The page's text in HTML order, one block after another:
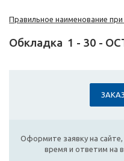
Правильное наименование при
Обкладка 1 - 30 -
Оформите заявку на
время и ответим на